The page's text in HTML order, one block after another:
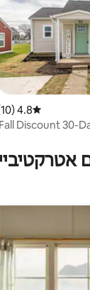
דירוג ממוצע של 4.8
4.8 (10)
Fall Discount 30-